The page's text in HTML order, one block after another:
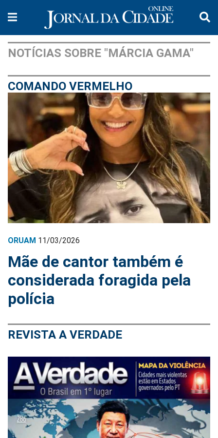
NOTÍCIAS SOBRE "MÁRCIA GAMA"
COMANDO VERMELHO
ORUAM 11/03/2026
Mãe de cantor também é
considerada foragida pela
polícia
REVISTA A VERDADE